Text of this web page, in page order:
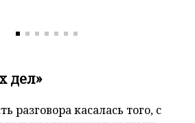
дел»
разговора касалась того, с